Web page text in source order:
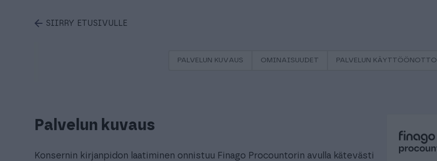
SIIRRY ETUSIVULLE
PALVELUN KUVAUS OMINAISUUDET PALVELUN KÄYTTÖÖNOTTO
Palvelun kuvaus
Konsernin kirjanpidon laatiminen onnistuu Finago Procountorin avulla kätevästi